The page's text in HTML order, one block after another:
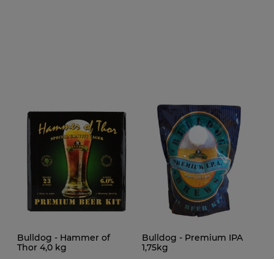
Bulldog - Hammer of
Thor 4,0 kg
Bulldog - Premium IPA
1,75kg